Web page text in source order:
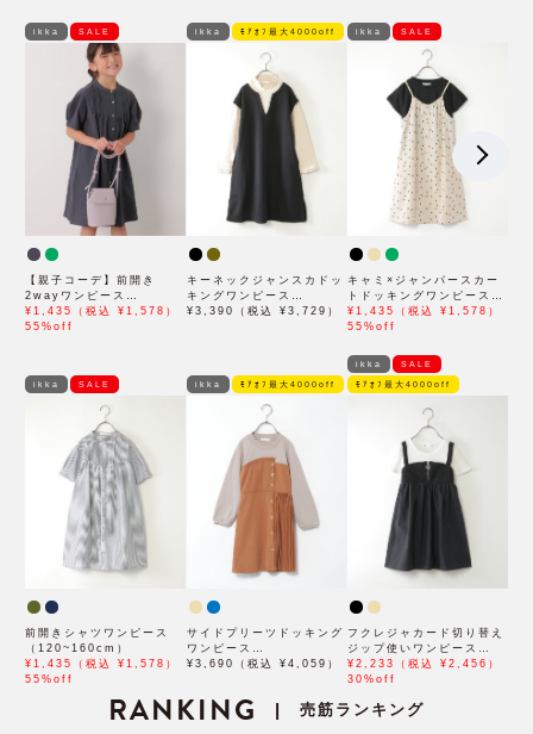
ikka SALE
【親子コーデ】前開き
2wayワンピース
（120~160cm）
¥1,435（税込 ¥1,578）
55%off
ikka ﾓｱｵﾌ最大4000off
キーネックジャンスカドッ
キングワンピース
（120~160cm）
¥3,390（税込 ¥3,729）
ikka SALE
キャミ×ジャンパースカー
トドッキングワンピース
（120~160cm）
¥1,435（税込 ¥1,578）
55%off
ikka SALE
前開きシャツワンピース
（120~160cm）
¥1,435（税込 ¥1,578）
55%off
ikka ﾓｱｵﾌ最大4000off
サイドプリーツドッキング
ワンピース
（120~160cm）
¥3,690（税込 ¥4,059）
ikka SALE
ﾓｱｵﾌ最大4000off
フクレジャカード切り替え
ジップ使いワンピース
（120~160cm）
¥2,233（税込 ¥2,456）
30%off
RANKING | 売筋ランキング